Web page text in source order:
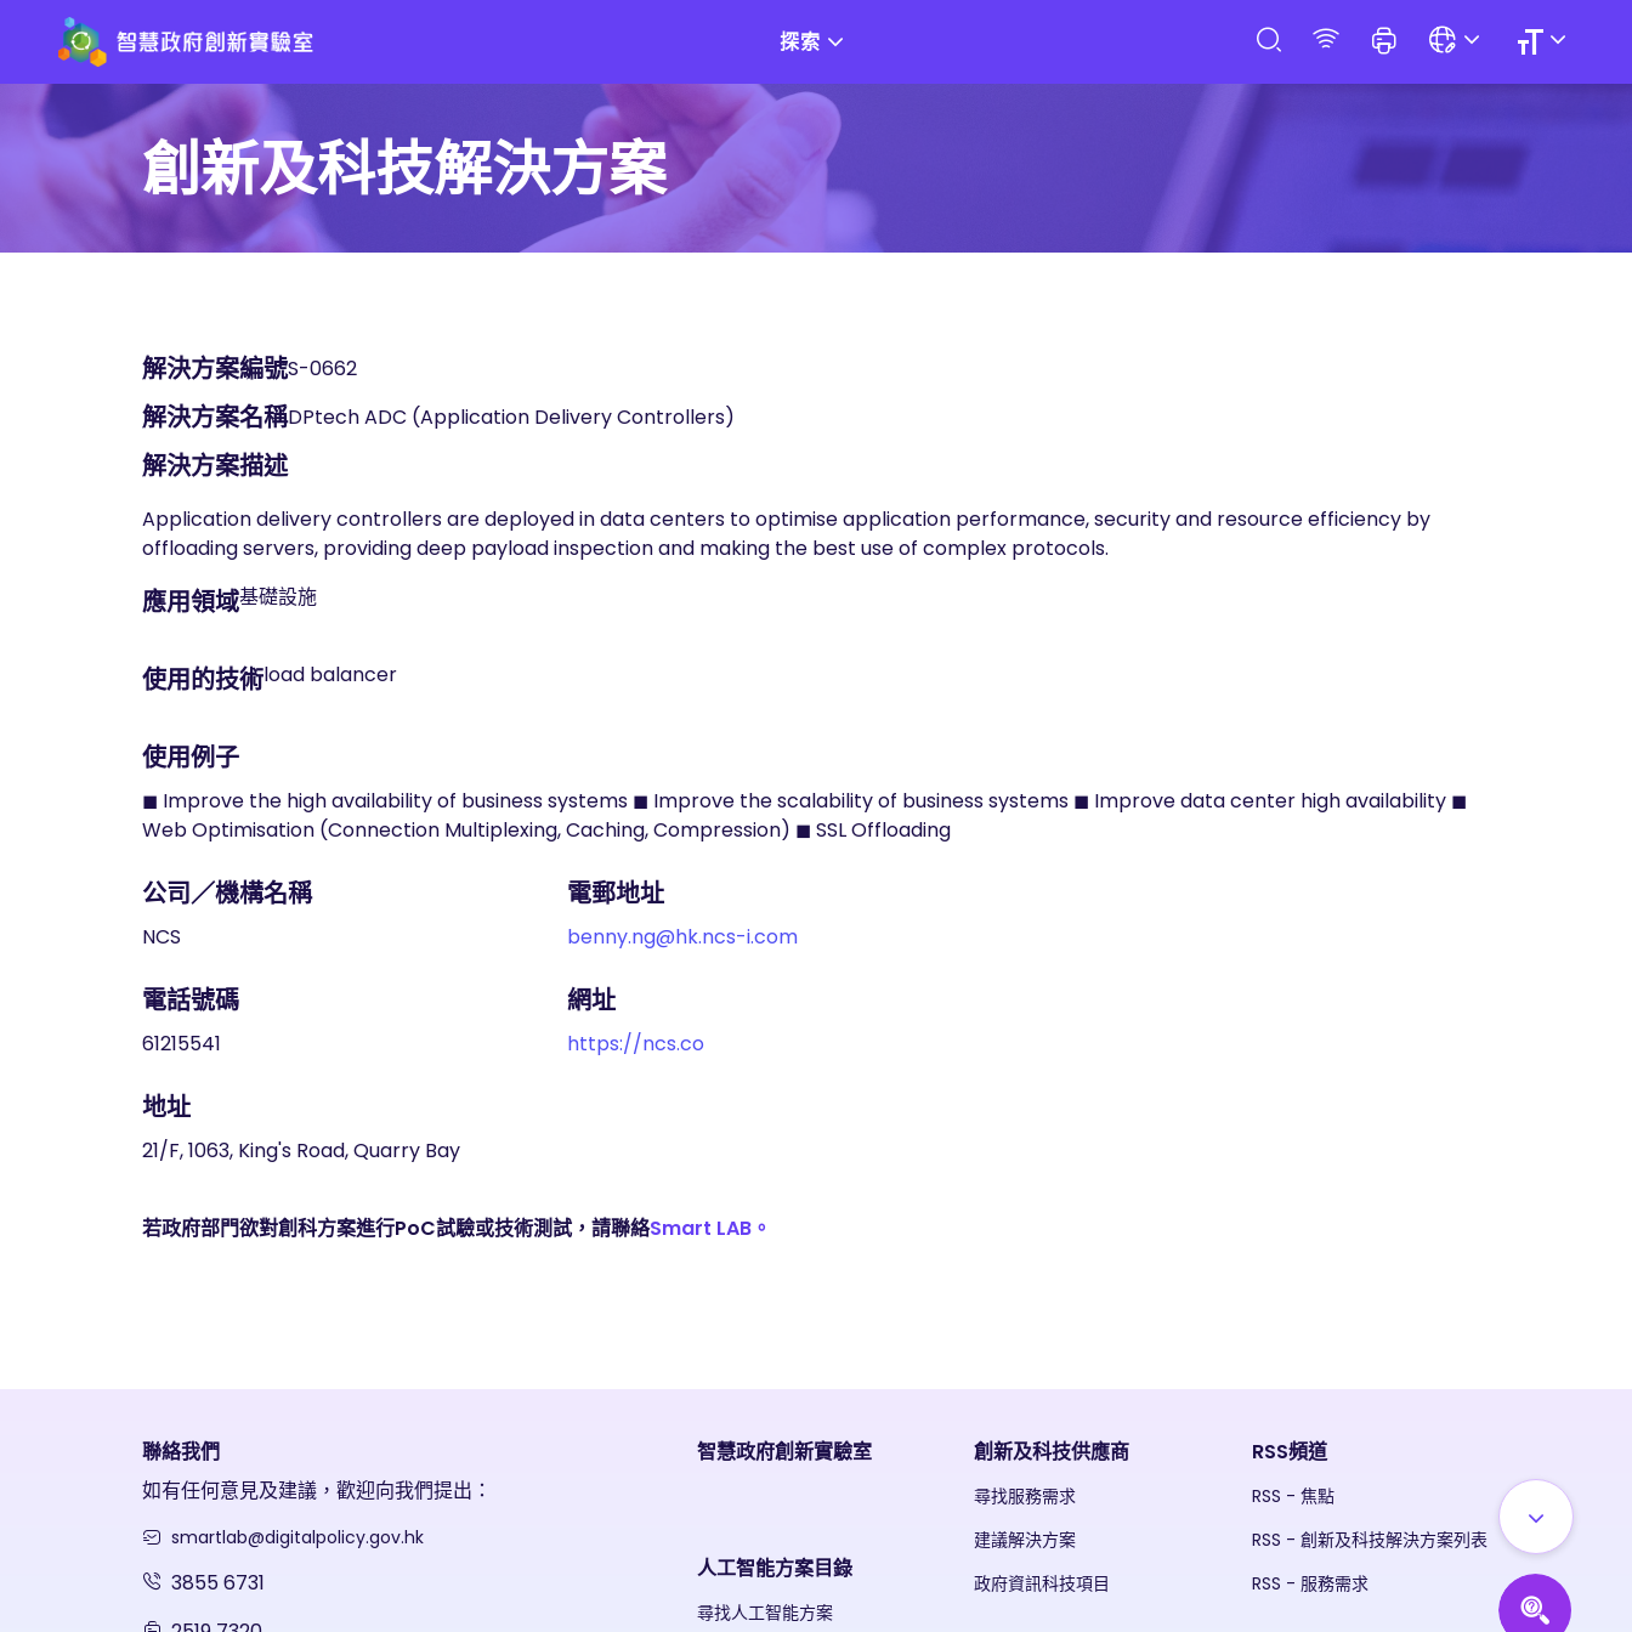
探索
創新及科技解決方案
解決方案編號S-0662
解決方案名稱DPtech ADC (Application Delivery Controllers)
解決方案描述
Application delivery controllers are deployed in data centers to optimise application performance, security and resource efficiency by
offloading servers, providing deep payload inspection and making the best use of complex protocols.
應用領域基礎設施
使用的技術load balancer
使用例子
◼ Improve the high availability of business systems ◼ Improve the scalability of business systems ◼ Improve data center high availability ◼
Web Optimisation (Connection Multiplexing, Caching, Compression) ◼ SSL Offloading
公司／機構名稱
NCS
電郵地址
benny.ng@hk.ncs-i.com
電話號碼
61215541
網址
https://ncs.co
地址
21/F, 1063, King's Road, Quarry Bay
若政府部門欲對創科方案進行PoC試驗或技術測試，請聯絡Smart LAB。
聯絡我們
如有任何意見及建議，歡迎向我們提出：
smartlab@digitalpolicy.gov.hk
3855 6731
智慧政府創新實驗室
人工智能方案目錄
尋找人工智能方案
創新及科技供應商
尋找服務需求
建議解決方案
政府資訊科技項目
RSS頻道
RSS - 焦點
RSS - 創新及科技解決方案列表
RSS - 服務需求